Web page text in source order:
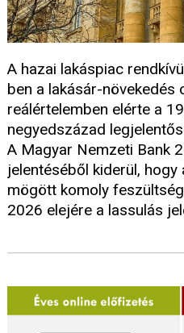
A hazai lakáspiac
ben a lakásár-növekedés
reálértelemben elérte a
negyedszázad
A Magyar Nemzeti Bank
jelentéséből kiderül,
mögött komoly
2026 elejére a lassulás